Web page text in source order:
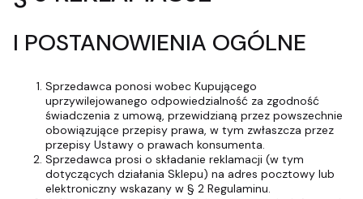
I POSTANOWIENIA OGÓLNE
Sprzedawca ponosi wobec Kupującego
uprzywilejowanego odpowiedzialność za zgodność
świadczenia z umową, przewidzianą przez powszechnie
obowiązujące przepisy prawa, w tym zwłaszcza przez
przepisy Ustawy o prawach konsumenta.
Sprzedawca prosi o składanie reklamacji (w tym
dotyczących działania Sklepu) na adres pocztowy lub
elektroniczny wskazany w § 2 Regulaminu.